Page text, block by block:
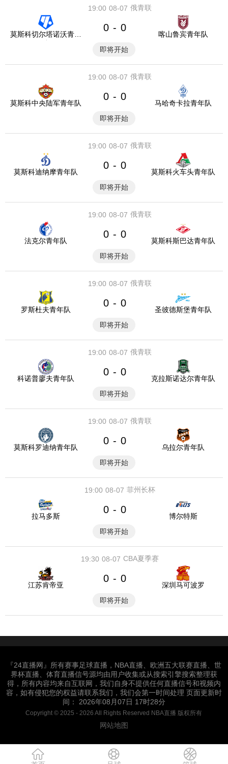
08-07
19:00 俄青联
莫斯科切尔塔诺沃青年
0 - 0
喀山鲁宾青年队
即将开始
08-07
19:00 俄青联
莫斯科中央陆军青年队
0 - 0
马哈奇卡拉青年队
即将开始
08-07
19:00 俄青联
莫斯科迪纳摩青年队
0 - 0
莫斯科火车头青年队
即将开始
08-07
19:00 俄青联
法克尔青年队
0 - 0
莫斯科斯巴达青年队
即将开始
08-07
19:00 俄青联
罗斯杜夫青年队
0 - 0
圣彼德斯堡青年队
即将开始
08-07
19:00 俄青联
科诺普廖夫青年队
0 - 0
克拉斯诺达尔青年队
即将开始
08-07
19:00 俄青联
莫斯科罗迪纳青年队
0 - 0
乌拉尔青年队
即将开始
08-07
19:00 菲州长杯
拉马多斯
0 - 0
博尔特斯
即将开始
08-07
19:30 CBA夏季赛
江苏肯帝亚
0 - 0
深圳马可波罗
即将开始
『24直播网』所有赛事足球直播，NBA直播、欧洲五大联赛直播、世
界杯直播、体育直播信号源均由用户收集或从搜索引擎搜索整理获
得，所有内容均来自互联网，我们自身不提供任何直播信号和视频内
容，如有侵犯您的权益请联系我们，我们会第一时间处理 页面更新时
间： 2026年08月07日 17时28分
Copyright © 2025 - 2026 All Rights Reserved NBA直播 版权所有
网站地图